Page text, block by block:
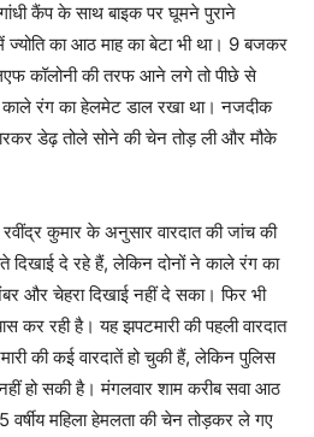
गांधी कैंप के साथ बाइक पर घूमने पुराने
का आठ माह का बेटा भी था। 9 बजकर
कॉलोनी की तरफ आने लगे तो पीछे से
रंग का हेलमेट डाल रखा था। नजदीक
डेढ़ तोले सोने की चेन तोड़ ली और मौके
कुमार के अनुसार वारदात की जांच की
दिखाई दे रहे हैं, लेकिन दोनों ने काले रंग का
और चेहरा दिखाई नहीं दे सका। फिर भी
कर रही है। यह झपटमारी की पहली वारदात
की कई वारदातें हो चुकी हैं, लेकिन पुलिस
हो सकी है। मंगलवार शाम करीब सवा आठ
महिला हेमलता की चेन तोड़कर ले गए